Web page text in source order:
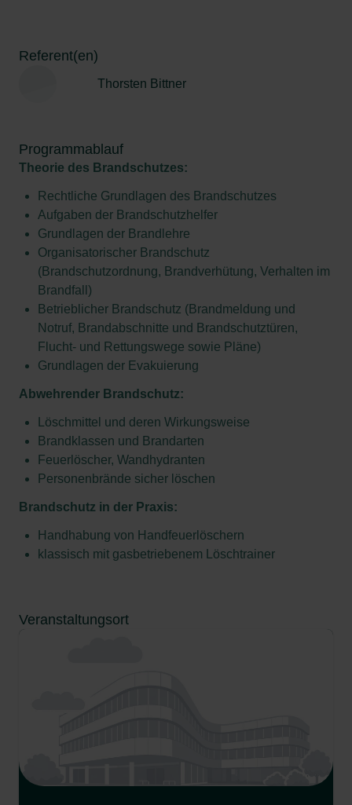
Referent(en)
Thorsten Bittner
Programmablauf
Theorie des Brandschutzes:
Rechtliche Grundlagen des Brandschutzes
Aufgaben der Brandschutzhelfer
Grundlagen der Brandlehre
Organisatorischer Brandschutz
(Brandschutzordnung, Brandverhütung, Verhalten im
Brandfall)
Betrieblicher Brandschutz (Brandmeldung und
Notruf, Brandabschnitte und Brandschutztüren,
Flucht- und Rettungswege sowie Pläne)
Grundlagen der Evakuierung
Abwehrender Brandschutz:
Löschmittel und deren Wirkungsweise
Brandklassen und Brandarten
Feuerlöscher, Wandhydranten
Personenbrände sicher löschen
Brandschutz in der Praxis:
Handhabung von Handfeuerlöschern
klassisch mit gasbetriebenem Löschtrainer
Veranstaltungsort